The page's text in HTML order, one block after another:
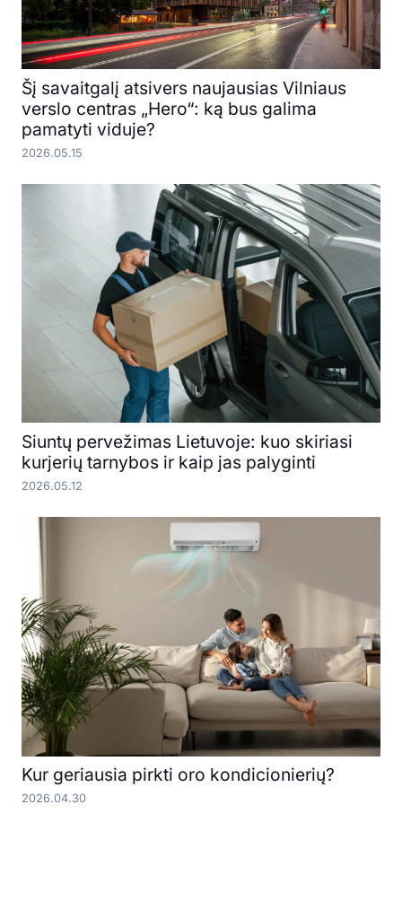
Šį savaitgalį atsivers naujausias Vilniaus
verslo centras „Hero“: ką bus galima
pamatyti viduje?
2026.05.15
Siuntų pervežimas Lietuvoje: kuo skiriasi
kurjerių tarnybos ir kaip jas palyginti
2026.05.12
Kur geriausia pirkti oro kondicionierių?
2026.04.30